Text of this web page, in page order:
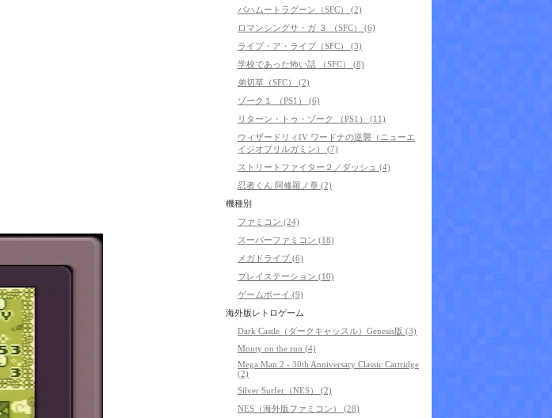
バハムートラグーン（SFC） (2)
ロマンシングサ・ガ ３ （SFC） (6)
ライブ・ア・ライブ（SFC） (3)
学校であった怖い話 （SFC） (8)
弟切草（SFC） (2)
ゾーク１ （PS1） (6)
リターン・トゥ・ゾーク （PS1） (11)
ウィザードリィIV ワードナの逆襲（ニューエ
イジオブリルガミン） (7)
ストリートファイター２／ダッシュ (4)
忍者くん 阿修羅ノ章 (2)
機種別
ファミコン (24)
スーパーファミコン (18)
メガドライブ (6)
プレイステーション (10)
ゲームボーイ (9)
海外版レトロゲーム
Dark Castle（ダークキャッスル）Genesis版 (3)
Monty on the run (4)
Mega Man 2 - 30th Anniversary Classic Cartridge
(2)
Silver Surfer（NES） (2)
NES（海外版ファミコン） (28)